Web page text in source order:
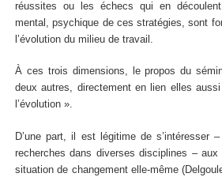
réussites ou les échecs qui en
mental, psychique de ces stratégies, sont
l’évolution du milieu de travail.
À ces trois dimensions, le propos du
deux autres, directement en lien elles
l’évolution ».
D’une part, il est légitime de s’intéresser
recherches dans diverses disciplines – aux
situation de changement elle-même